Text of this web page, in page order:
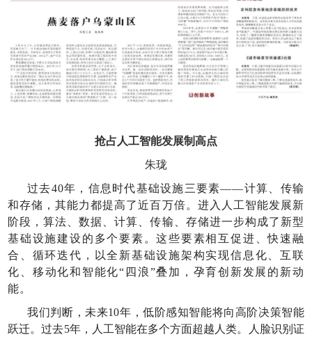
抢占人工智能发展制高点
朱珑
过去40年，信息时代基础设施三要素——计算、传输
和存储，其能力都提高了近百万倍。进入人工智能发展新
阶段，算法、数据、计算、传输、存储进一步构成了新型
基础设施建设的多个要素。这些要素相互促进、快速融
合、循环迭代，以全新基础设施架构实现信息化、互联
化、移动化和智能化“四浪”叠加，孕育创新发展的新动
能。
我们判断，未来10年，低阶感知智能将向高阶决策智能
跃迁。过去5年，人工智能在多个方面超越人类。人脸识别证